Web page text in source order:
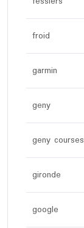
froid
garmin
geny
geny courses
gironde
google